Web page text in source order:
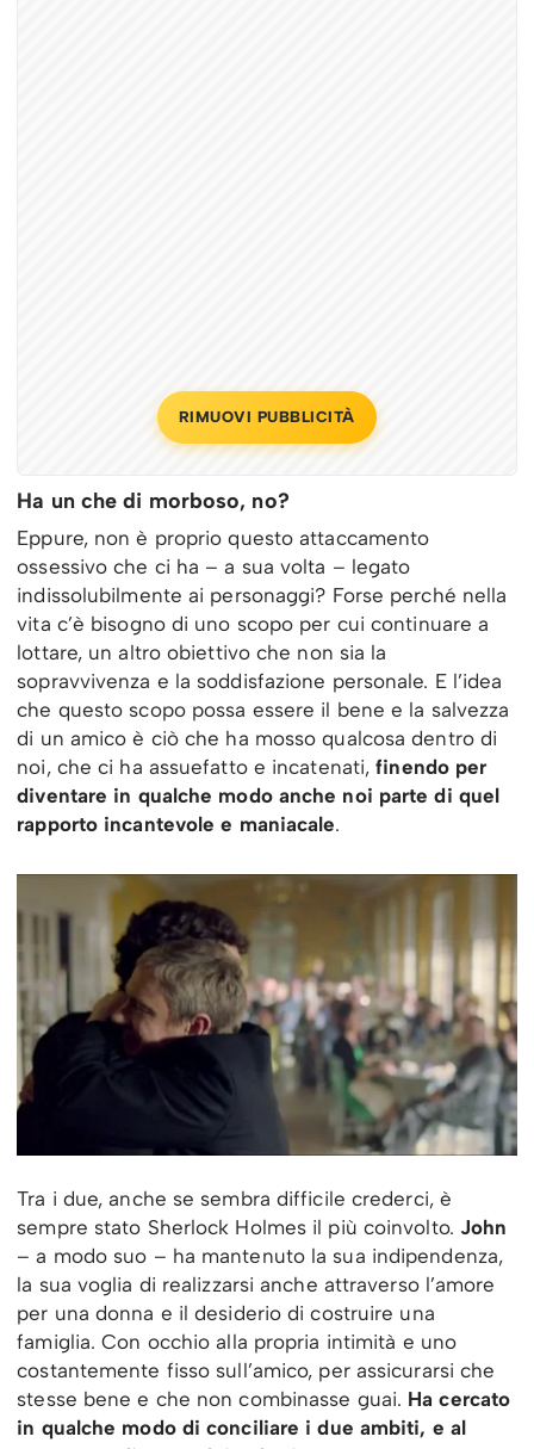
RIMUOVI PUBBLICITÀ
Ha un che di morboso, no?
Eppure, non è proprio questo attaccamento
ossessivo che ci ha – a sua volta – legato
indissolubilmente ai personaggi? Forse perché nella
vita c’è bisogno di uno scopo per cui continuare a
lottare, un altro obiettivo che non sia la
sopravvivenza e la soddisfazione personale. E l’idea
che questo scopo possa essere il bene e la salvezza
di un amico è ciò che ha mosso qualcosa dentro di
noi, che ci ha assuefatto e incatenati, finendo per
diventare in qualche modo anche noi parte di quel
rapporto incantevole e maniacale.
Tra i due, anche se sembra difficile crederci, è
sempre stato Sherlock Holmes il più coinvolto. John
– a modo suo – ha mantenuto la sua indipendenza,
la sua voglia di realizzarsi anche attraverso l’amore
per una donna e il desiderio di costruire una
famiglia. Con occhio alla propria intimità e uno
costantemente fisso sull’amico, per assicurarsi che
stesse bene e che non combinasse guai. Ha cercato
in qualche modo di conciliare i due ambiti, e al